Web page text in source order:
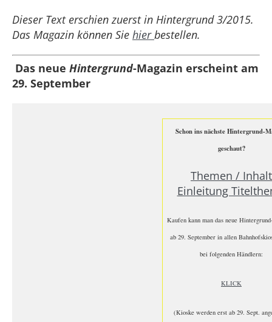
Dieser Text erschien zuerst in Hintergrund 3/2015.
Das Magazin können Sie hierbestellen.
Das neue Hintergrund-Magazin erscheint am
29. September
Schon ins nächste Hintergrund-
geschaut?
Themen / Inhalt
Einleitung
Kaufen kann man das neue
ab 29. September in allen
bei folgenden Händlern:
KLICK
(Kioske werden erst ab 29. Sept.